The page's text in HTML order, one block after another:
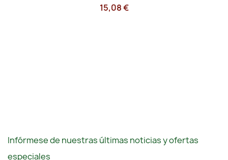
15,08 €
Infórmese de nuestras últimas noticias y ofertas
especiales